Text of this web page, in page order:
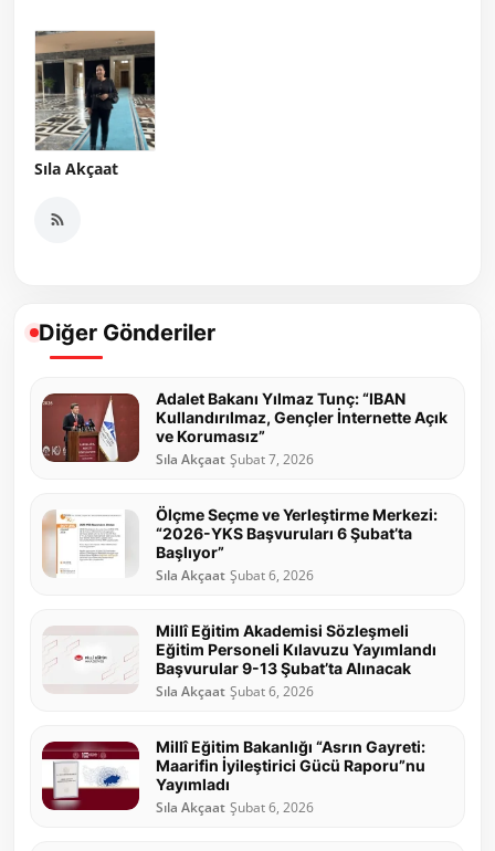
Sıla Akçaat
Diğer Gönderiler
Adalet Bakanı Yılmaz Tunç: “IBAN
Kullandırılmaz, Gençler İnternette Açık
ve Korumasız”
Sıla Akçaat Şubat 7, 2026
Ölçme Seçme ve Yerleştirme Merkezi:
“2026-YKS Başvuruları 6 Şubat’ta
Başlıyor”
Sıla Akçaat Şubat 6, 2026
Millî Eğitim Akademisi Sözleşmeli
Eğitim Personeli Kılavuzu Yayımlandı
Başvurular 9-13 Şubat’ta Alınacak
Sıla Akçaat Şubat 6, 2026
Millî Eğitim Bakanlığı “Asrın Gayreti:
Maarifin İyileştirici Gücü Raporu”nu
Yayımladı
Sıla Akçaat Şubat 6, 2026